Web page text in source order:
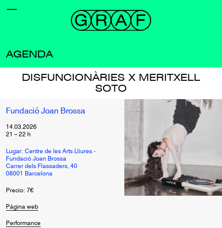
AGENDA
DISFUNCIONÀRIES X MERITXELL
SOTO
Fundació Joan Brossa
14.03.2026
21 – 22 h
Lugar: Centre de les Arts Lliures -
Fundació Joan Brossa
Carrer dels Flassaders, 40
08001 Barcelona
Precio: 7€
Página web
Performance